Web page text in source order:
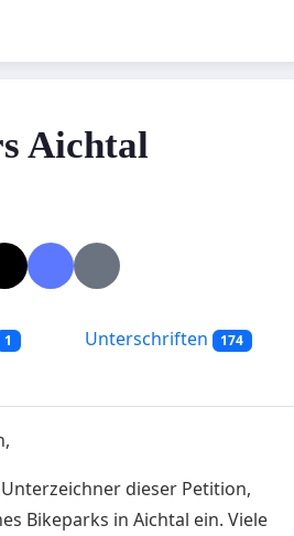
Aichtal
1 Unterschriften 174
dieser Petition,
Bikeparks in Aichtal ein. Viele